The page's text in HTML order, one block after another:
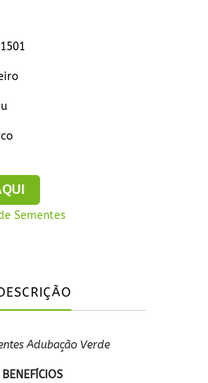
Sementes
DESCRIÇÃO
Adubação Verde
BENEFÍCIOS